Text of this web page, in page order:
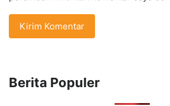
Berita Populer